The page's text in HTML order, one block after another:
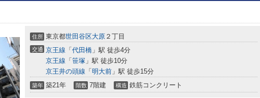
住所 東京都世田谷区大原 ２丁目
交通 京王線 「 代田橋 」駅 徒歩4分
京王線 「 笹塚 」駅 徒歩10分
京王井の頭線 「 明大前 」駅 徒歩15分
築年 築21年 階数 7階建 構造 鉄筋コンクリート